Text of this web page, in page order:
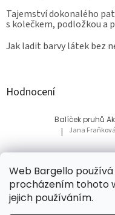
Web Bargello
procházením tohoto
jejich používáním.
Tajemství dokonalého
s kolečkem, podložkou a
Jak ladit barvy látek bez
Hodnocení
Balíček pruhů
Hodnocení
| Jana Fraňková
Balíček Lesní
Hodnocení
| Tatiana